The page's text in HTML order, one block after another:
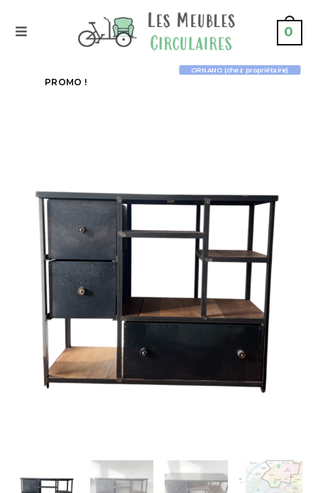
0
PROMO !
ORNANO (chez propriétaire)